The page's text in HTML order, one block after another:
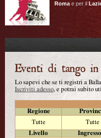
Roma e per il
Lo sapevi che se ti registri a
Iscriviti adesso, e potrai subito
Regione
Tutte
Tutte
Livello